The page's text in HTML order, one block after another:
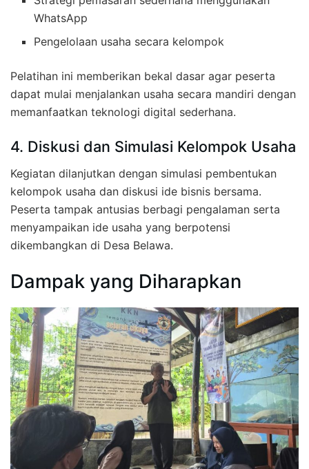
WhatsApp
Pengelolaan usaha secara kelompok
Pelatihan ini memberikan bekal dasar agar peserta
dapat mulai menjalankan usaha secara mandiri dengan
memanfaatkan teknologi digital sederhana.
4. Diskusi dan Simulasi Kelompok Usaha
Kegiatan dilanjutkan dengan simulasi pembentukan
kelompok usaha dan diskusi ide bisnis bersama.
Peserta tampak antusias berbagi pengalaman serta
menyampaikan ide usaha yang berpotensi
dikembangkan di Desa Belawa.
Dampak yang Diharapkan